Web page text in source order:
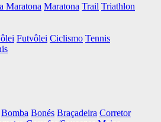
Maratona Maratona Trail Triathlon
Futvôlei Ciclismo Tennis
Bomba Bonés Braçadeira Corretor